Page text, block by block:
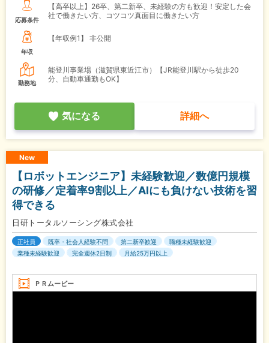
応募条件
【高卒以上】26卒、第二新卒、未経験の方も歓迎！安定した会
社で働きたい方、コツコツ真面目に働きたい方
年収
【年収例1】 非公開
勤務地
能登川事業場（滋賀県東近江市）【JR能登川駅から徒歩20
分、自動車通勤もOK】
気になる 詳細へ
New
【ロボットエンジニア】未経験歓迎／数億円規模
の研修／定着率9割以上／AIにも負けない技術を習
得できる
日研トータルソーシング株式会社
正社員 既卒・社会人経験不問 第二新卒歓迎
職種未経験歓迎
業種未経験歓迎
完全週休2日制 月給25万円以上
ＰＲムービー